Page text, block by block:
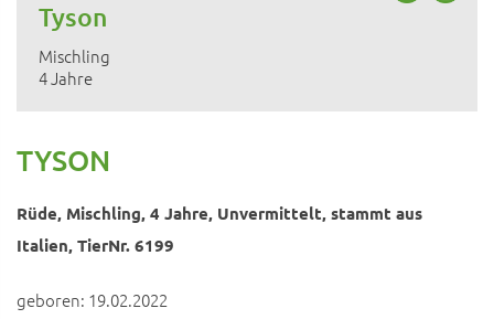
Tyson
Mischling
4 Jahre
TYSON
Rüde, Mischling, 4 Jahre, Unvermittelt, stammt aus
Italien, TierNr. 6199
geboren: 19.02.2022